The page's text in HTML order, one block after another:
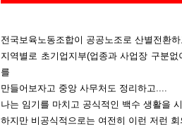
전국보육노동조합이 공공노조로 산별전환하
지역별로 초기업지부(업종과 사업장 구분
를
만들어보자고 중앙 사무처도 정리하고....
나는 임기를 마치고 공식적인 백수 생활을
하지만 비공식적으로는 여전히 이런 저런